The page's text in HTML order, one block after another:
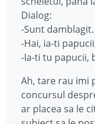
Dialog:
-Sunt damblagit.
-Hai, ia-ti
-Ia-ti tu papucii,
Ah, tare rau imi
concursul
ar placea sa le